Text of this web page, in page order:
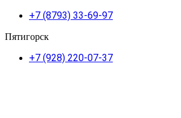
+7 (8793) 33-69-97
Пятигорск
+7 (928) 220-07-37